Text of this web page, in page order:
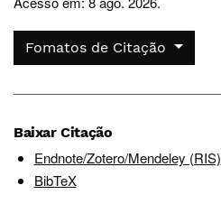
Fomatos de Citação
Baixar Citação
Endnote/Zotero/Mendeley (RIS)
BibTeX